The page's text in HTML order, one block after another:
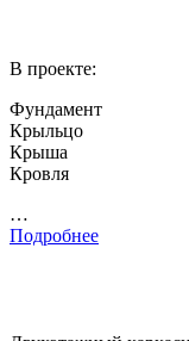
В проекте:
Фундамент
Крыльцо
Крыша
Кровля
…
Подробнее